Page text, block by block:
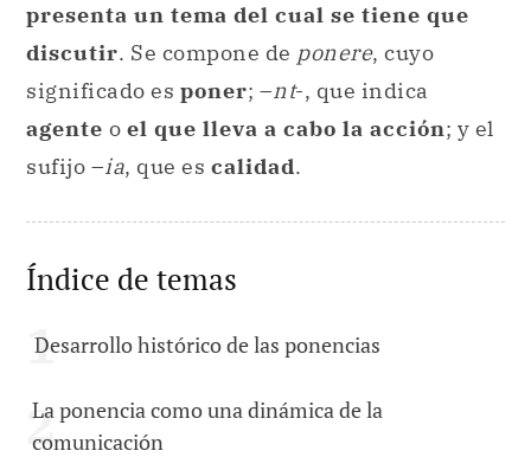
presenta un tema del cual se tiene que
discutir. Se compone de ponere, cuyo
significado es poner; –nt-, que indica
agente o el que lleva a cabo la acción; y el
sufijo –ia, que es calidad.
Índice de temas
Desarrollo histórico de las ponencias
La ponencia como una dinámica de la
comunicación